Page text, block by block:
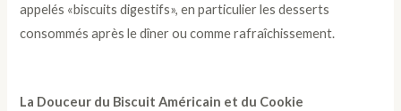
appelés «biscuits digestifs», en particulier les desserts
consommés après le dîner ou comme rafraîchissement.
La Douceur du Biscuit Américain et du Cookie